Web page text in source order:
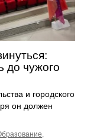
до чужого
и городского
он должен